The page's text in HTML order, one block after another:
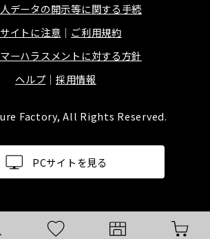
データの開示等に関する手続
イトに注意
ご利用規約
ーハラスメントに対する方針
ヘルプ
採用情報
Factory, All Rights Reserved.
PCサイトを見る